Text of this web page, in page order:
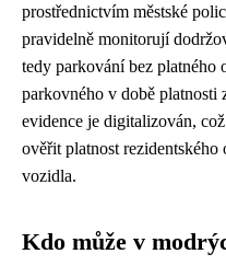
prostřednictvím městské
pravidelně monitorují
tedy parkování bez platného
parkovného v době platnosti
evidence je digitalizován,
ověřit platnost
vozidla.
Kdo může v